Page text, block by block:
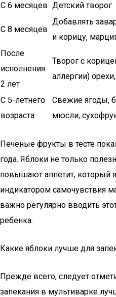
С 6 месяцев Детский творог
С 8 месяцев
Добавлять
и корицу,
После
исполнения
2 лет
Творог с
аллергии)
С 5-летнего
возраста
Свежие ягоды,
мюсли,
Печеные фрукты в тесте
года. Яблоки не только
повышают аппетит, который
индикатором самочувствия
важно регулярно вводить
ребенка.
Какие яблоки лучше для
Прежде всего, следует
запекания в мультиварке